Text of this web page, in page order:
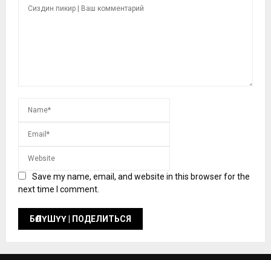
Save my name, email, and website in this browser for the
next time I comment.